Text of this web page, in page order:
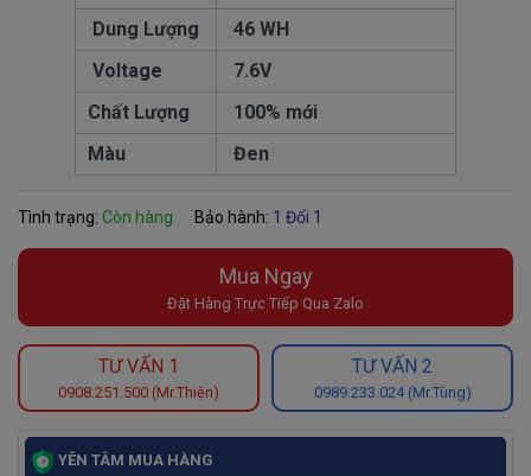
Dung Lượng
46 WH
Voltage
7.6V
Chất Lượng
100% mới
Màu
Đen
Tình trạng: Còn hàng Bảo hành: 1 Đổi 1
Mua Ngay
Đặt Hàng Trực Tiếp Qua Zalo
TƯ VẤN 1
0908.251.500 (Mr.Thiện)
TƯ VẤN 2
0989.233.024 (Mr.Tùng)
YÊN TÂM MUA HÀNG